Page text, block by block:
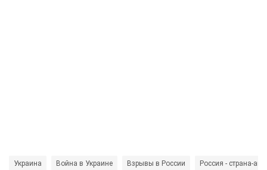
Украина Война в Украине Взрывы в России Россия - страна-